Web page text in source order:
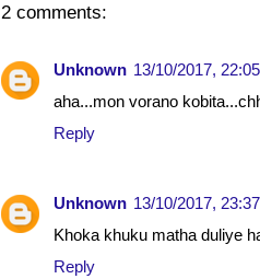
2 comments:
Unknown 13/10/2017, 22:05
aha...mon vorano
Reply
Unknown 13/10/2017, 23:37
Khoka khuku matha duliye
Reply